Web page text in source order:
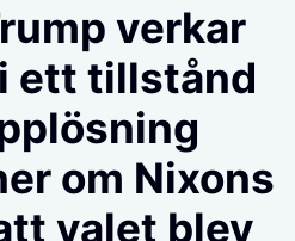
verkar
ett tillstånd
om Nixons
valet blev